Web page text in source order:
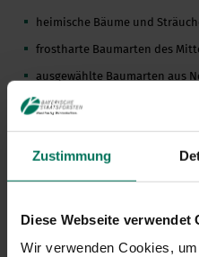
Zustimmung
Diese Webseite verwendet
Wir verwenden Cookies,
heimische Bäume und
frostharte Baumarten des
ausgewählte Baumarten aus
einzelne Arten der südlichen
Die spezielle Wegeführung und
Schaugartens erlaubt eine
Systematik und
Gleichzeitig wurden damit auch
verwirklicht.